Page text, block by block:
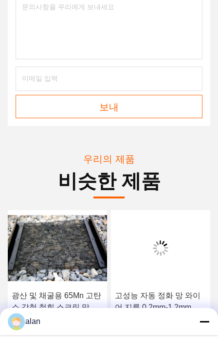
보내
우리의 제품
비슷한 제품
광산 및 채굴용 65Mn 고탄
소 강철 철회 스크린 망
가장 좋은 가격 을 구하라
고성능 자동 정화 망 와이
어 지름 0.2mm-1.2mm
alan